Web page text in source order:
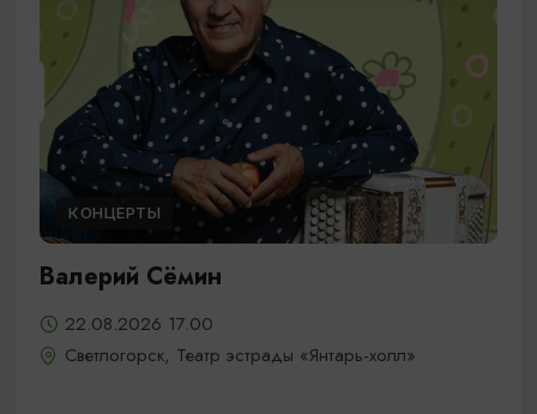
КОНЦЕРТЫ
Валерий Сёмин
22.08.2026 17.00
Светлогорск, Театр эстрады «Янтарь-холл»